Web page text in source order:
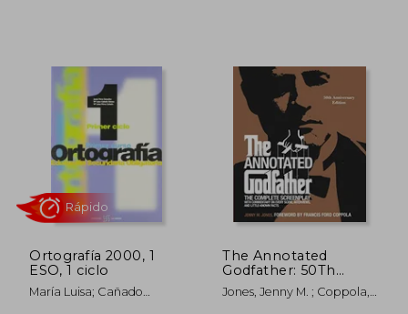
Ortografía 2000, 1
ESO, 1 ciclo
María Luisa; Cañado
The Annotated
Godfather: 50Th
Anniversary Edition
With the Complete
Jones, Jenny M. ; Coppola,